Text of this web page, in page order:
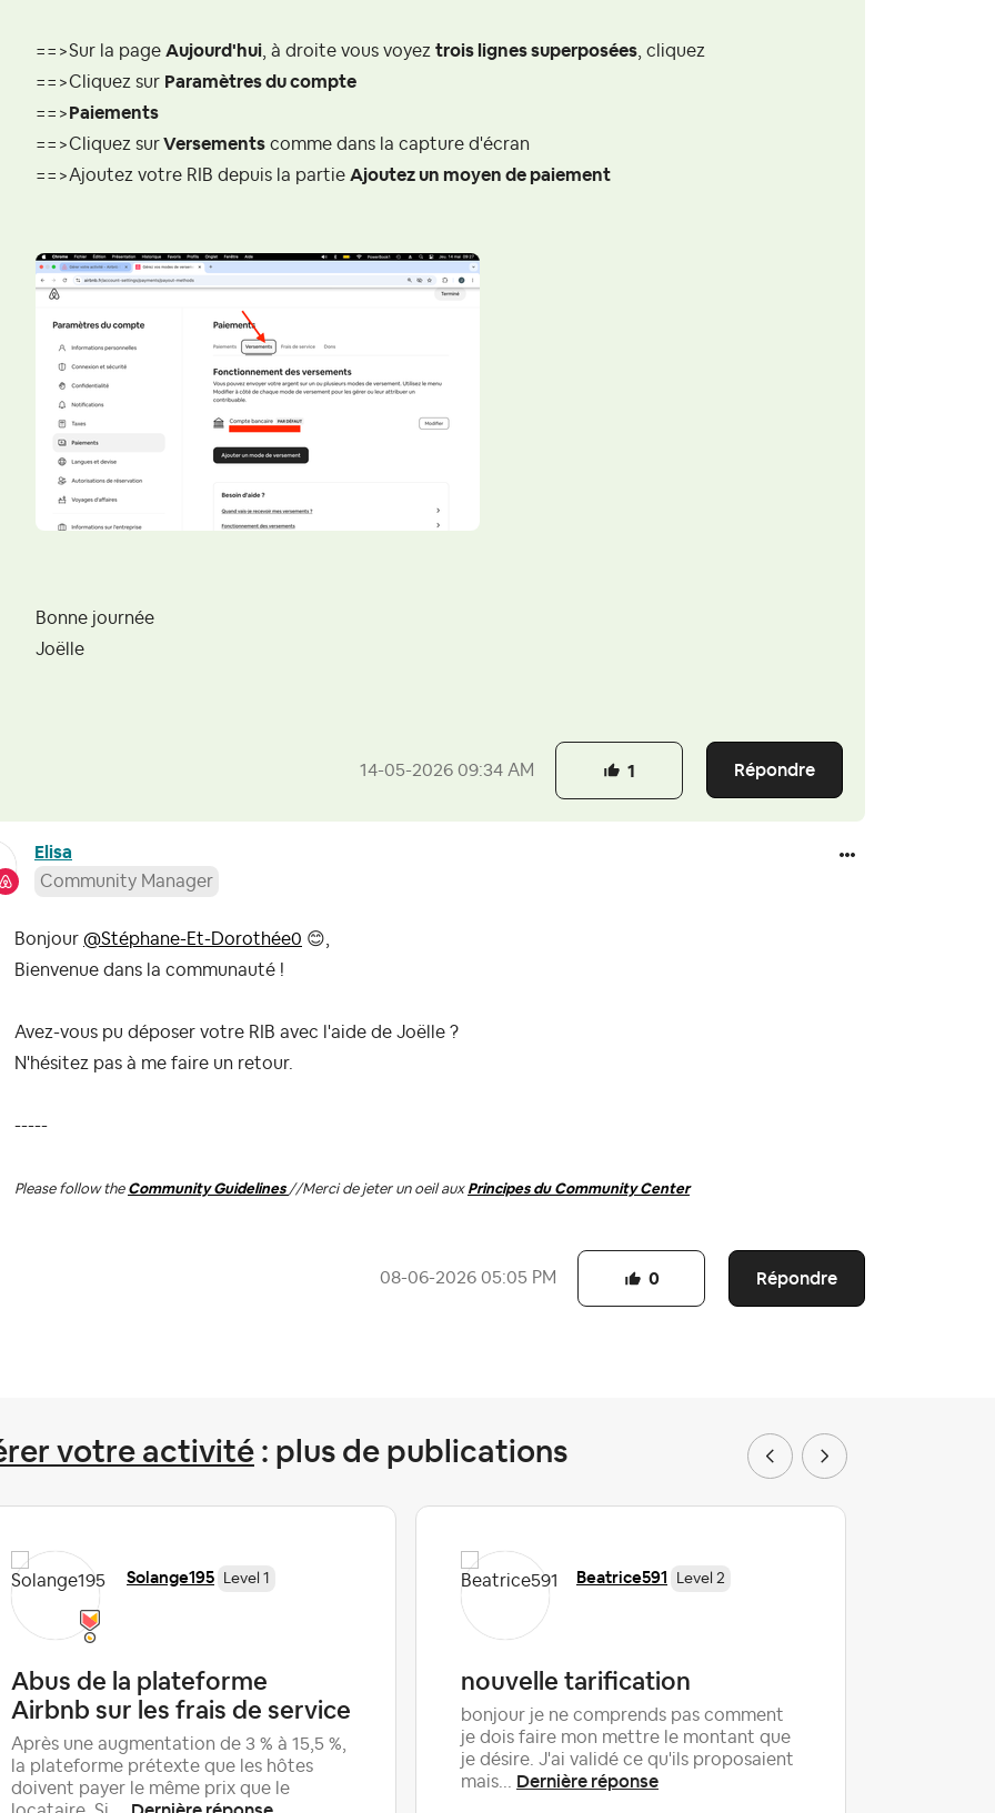
==>Sur la page Aujourd'hui, à droite vous voyez trois lignes superposées, cliquez
==>Cliquez sur Paramètres du compte
==> Paiements
==>Cliquez surVersements comme dans la capture d'écran
==>Ajoutez votre RIB depuis la partie Ajoutez un moyen de paiement
Bonne journée
Joëlle
‎14-05-2026 09:34 AM Répondre
1
Elisa
Community Manager
Bonjour @Stéphane-Et-Dorothée0 😊
Bienvenue dans la communauté !
Avez-vous pu déposer votre RIB avec l'aide de Joëlle ?
N'hésitez pas à me faire un retour.
-----
Please follow the Community Guidelines //Merci de jeter un oeil aux Principes du Community Center
‎08-06-2026 05:05 PM Répondre
0
votre activité: plus de publications
Solange195 Level 1
Abus de la plateforme
Airbnb sur les frais de service
Après une augmentation de 3 % à 15,5 %,
la plateforme prétexte que les hôtes
doivent payer le même prix que le
Beatrice591 Level 2
nouvelle tarification
bonjour je ne comprends pas comment
je dois faire mon mettre le montant que
je désire. J'ai validé ce qu'ils proposaient
mais... Dernière réponse